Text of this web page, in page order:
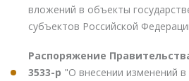
вложений в объекты
субъектов Российской
Распоряжение
3533-р "О внесении изменений